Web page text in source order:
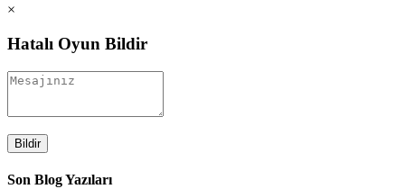
×
Hatalı Oyun Bildir
Bildir
Son Blog Yazıları